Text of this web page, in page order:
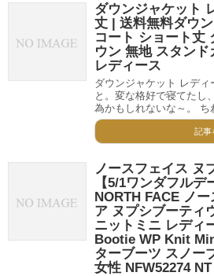
ダウンジャケット
丈 | 送料無料ダウ
コート ショート丈
ウン 無地 スタンド
レディース
ダウンジャケット レディ
と。変な格好で寝てたし
為かもしれないな～。 ち
記事
ノースフェイス ヌ
【5/1ワンダフル
NORTH FACE ノ
ア ヌプシブーティ
ニットミニ レディ
Bootie WP Knit
ターブーツ スノー
女性 NFW52274 NT